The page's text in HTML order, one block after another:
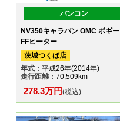
バンコン
NV350キャラバン OMC ボギー
FFヒーター
茨城つくば店
年式 ：平成26年(2014年)
走行距離：70,509km
278.3万円(税込)